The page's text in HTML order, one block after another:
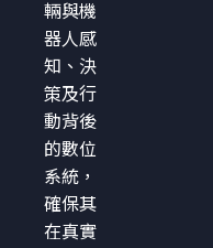
輛與機
器人感
知、決
策及行
動背後
的數位
系統，
確保其
在真實